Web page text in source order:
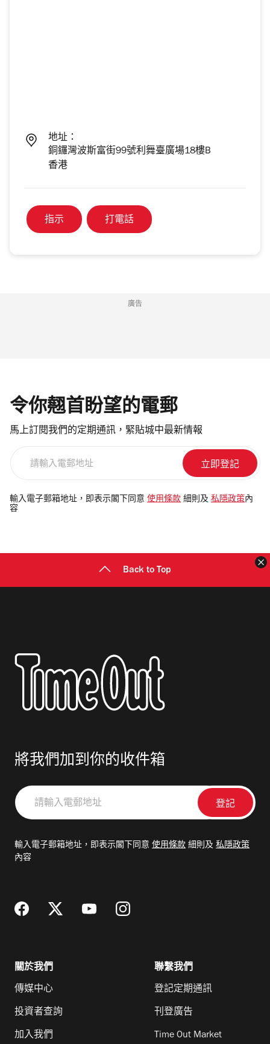
地址：
銅鑼灣波斯富街99號利舞臺廣場18樓B
香港
指示 打電話
廣告
令你翹首盼望的電郵
馬上訂閱我們的定期通訊，緊貼城中最新情報
電
郵
輸入電子郵箱地址，即表示閣下同意 使用條款 細則及 私隱政策 內
容
Back to Top
將我們加到你的收件箱
請
輸
郵
輸入電子郵箱地址，即表示閣下同意 使用條款 細則及 私隱政策
內容
關於我們
傳媒中心
投資者查詢
加入我們
聯繫我們
登記定期通訊
刊登廣告
Time Out Market